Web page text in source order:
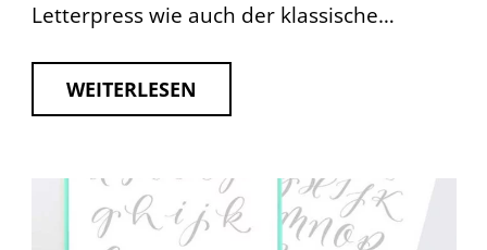
Letterpress wie auch der klassische…
WEITERLESEN